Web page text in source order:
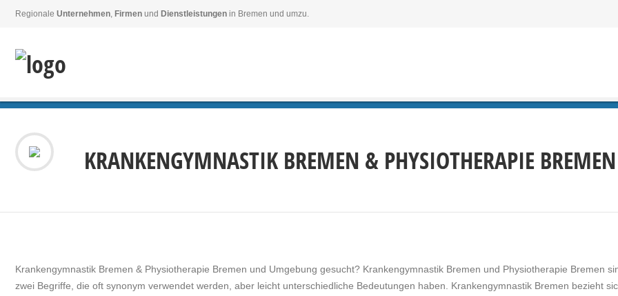
Regionale Unternehmen, Firmen und Dienstleistungen in Bremen und umzu.
KRANKENGYMNASTIK BREMEN & PHYSIOTHERAPIE BREMEN
Krankengymnastik Bremen & Physiotherapie Bremen und Umgebung gesucht? Krankengymnastik Bremen und Physiotherapie Bremen
zwei Begriffe, die oft synonym verwendet werden, aber leicht unterschiedliche Bedeutungen haben. Krankengymnastik Bremen bezieht